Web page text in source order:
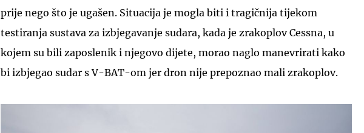
prije nego što je ugašen. Situacija je mogla biti i tragičnija tijekom
testiranja sustava za izbjegavanje sudara, kada je zrakoplov Cessna, u
kojem su bili zaposlenik i njegovo dijete, morao naglo manevrirati kako
bi izbjegao sudar s V-BAT-om jer dron nije prepoznao mali zrakoplov.